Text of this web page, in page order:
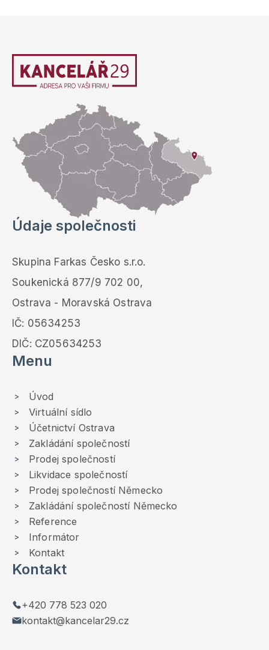
Údaje společnosti
Skupina Farkas Česko s.r.o.
Soukenická 877/9 702 00,
Ostrava - Moravská Ostrava
IČ: 05634253
DIČ: CZ05634253
Menu
Úvod
Virtuální sídlo
Účetnictví Ostrava
Zakládání společností
Prodej společností
Likvidace společností
Prodej společností Německo
Zakládání společností Německo
Reference
Informátor
Kontakt
Kontakt
+420 778 523 020
kontakt@kancelar29.cz